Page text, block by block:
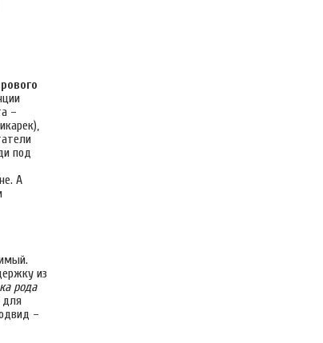
–
под
А
из
рода
для
–